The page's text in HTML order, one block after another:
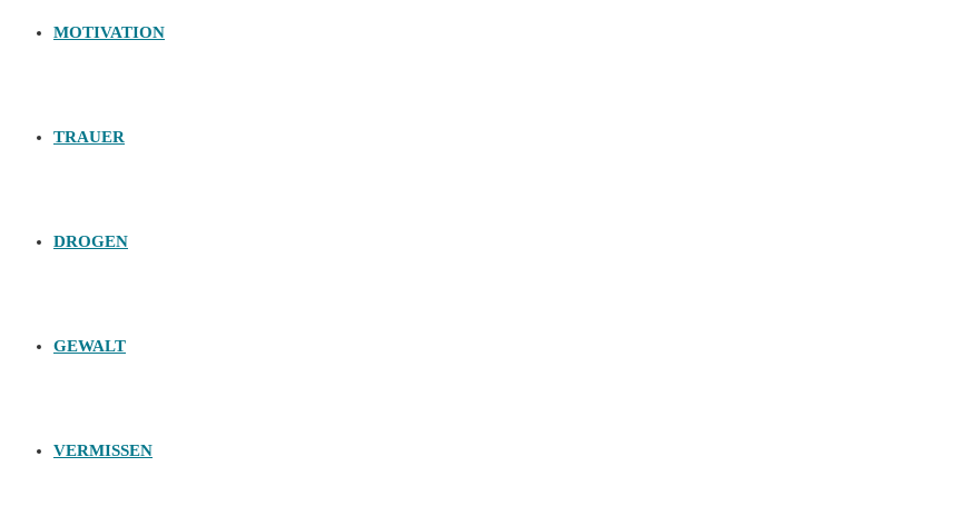
MOTIVATION
TRAUER
DROGEN
GEWALT
VERMISSEN